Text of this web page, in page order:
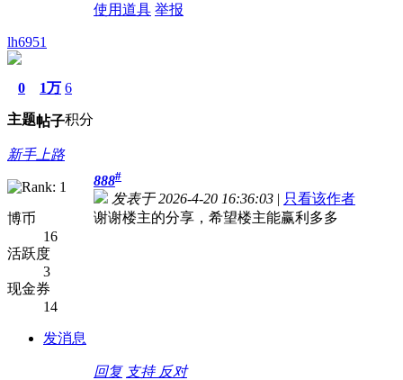
使用道具 举报
lh6951
0
主题
1万
帖子
6
积分
新手上路
博币
16
活跃度
3
现金券
14
发消息
888#
发表于 2026-4-20 16:36:03 | 只看该作者
谢谢楼主的分享，希望楼主能赢利多多
回复 支持 反对